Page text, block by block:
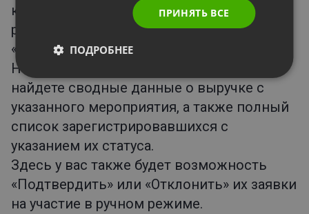
кнопку «Действия», а затем —
расположенную рядом кнопку
«Сведения».
На вкладке «Платное мероприятие» вы
найдете сводные данные о выручке с
указанного мероприятия, а также полный
список зарегистрировавшихся с
указанием их статуса.
Здесь у вас также будет возможность
«Подтвердить» или «Отклонить» их заявки
на участие в ручном режиме.
ПРИНЯТЬ ВСЕ
ПОДРОБНЕЕ